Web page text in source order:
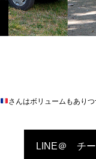
さんはボリュームもあり
LINE＠ チー